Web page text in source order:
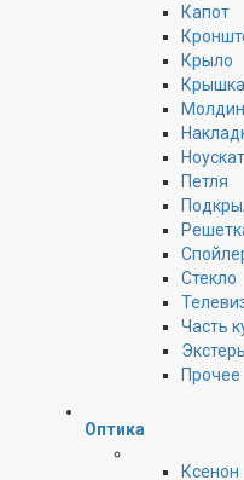
Капот
Крыло
Ноускат
Петля
Стекло
Часть
Прочее
Оптика
Ксенон